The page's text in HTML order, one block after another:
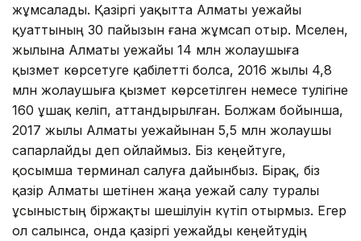
жұмсалады. Қазіргі уақытта Алматы әуежайы
қуаттының 30 пайызын ғана жұмсап отыр. Мәселен,
жылына Алматы әуежайы 14 млн жолаушыға
қызмет көрсетуге қабілетті болса, 2016 жылы 4,8
млн жолаушыға қызмет көрсетілген немесе тәулігіне
160 ұшақ келіп, аттандырылған. Болжам бойынша,
2017 жылы Алматы әуежайынан 5,5 млн жолаушы
сапарлайды деп ойлаймыз. Біз кеңейтуге,
қосымша терминал салуға дайынбыз. Бірақ, біз
қазір Алматы шетінен жаңа әуежай салу туралы
ұсыныстың біржақты шешілуін күтіп отырмыз. Егер
ол салынса, онда қазіргі әуежайды кеңейтудің